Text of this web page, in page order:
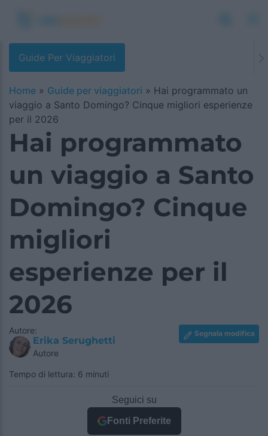
Guide Per Viaggiatori
Home » Guide per viaggiatori » Hai programmato un
viaggio a Santo Domingo? Cinque migliori esperienze
per il 2026
Hai programmato
un viaggio a Santo
Domingo? Cinque
migliori
esperienze per il
2026
Autore:
Erika Serughetti
Autore
Segnala modifica
Tempo di lettura: 6 minuti
Seguici su
Fonti Preferite